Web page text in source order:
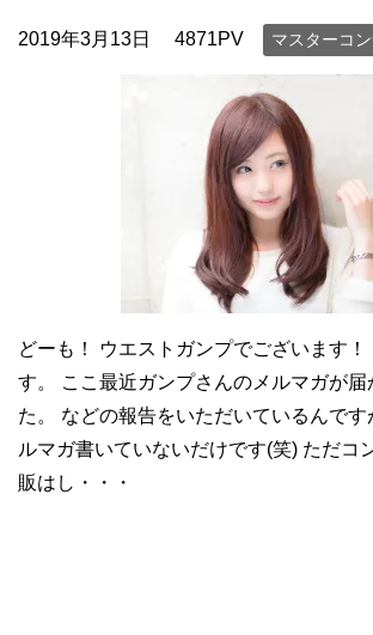
2019年3月13日 4871PV マスターコ
どーも！ ウエストガンプでございます
す。 ここ最近ガンプさんのメルマガが届
た。 などの報告をいただいているんです
ルマガ書いていないだけです(笑) ただコ
販はし・・・